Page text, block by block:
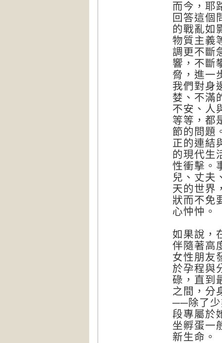
而今，耶
回答這個
的戰亂如
物質主義
調更不斷
響，不斷
脅，進一
我們對身
婪、不滿
不安、人
等等，都
節的問題
正的連結
的現代生
性衝擊。
兒、丈夫
天的世界
狀而不免
心忡忡。
如果說，
伴隨著高
女性朋友
於孕程與
碌，直到
之間，分
──除了少
段專屬於
坐孵蛋一
新生命。